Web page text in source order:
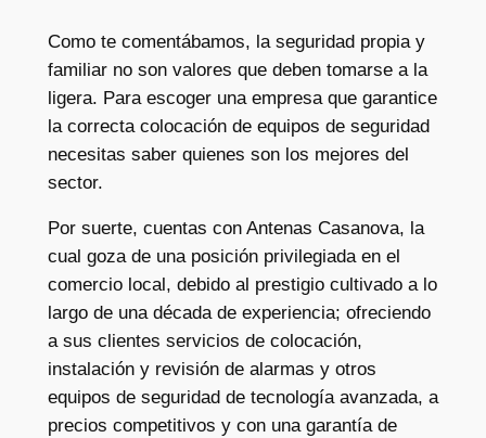
Como te comentábamos, la seguridad propia y
familiar no son valores que deben tomarse a la
ligera. Para escoger una empresa que garantice
la correcta colocación de equipos de seguridad
necesitas saber quienes son los mejores del
sector.
Por suerte, cuentas con Antenas Casanova, la
cual goza de una posición privilegiada en el
comercio local, debido al prestigio cultivado a lo
largo de una década de experiencia; ofreciendo
a sus clientes servicios de colocación,
instalación y revisión de alarmas y otros
equipos de seguridad de tecnología avanzada, a
precios competitivos y con una garantía de